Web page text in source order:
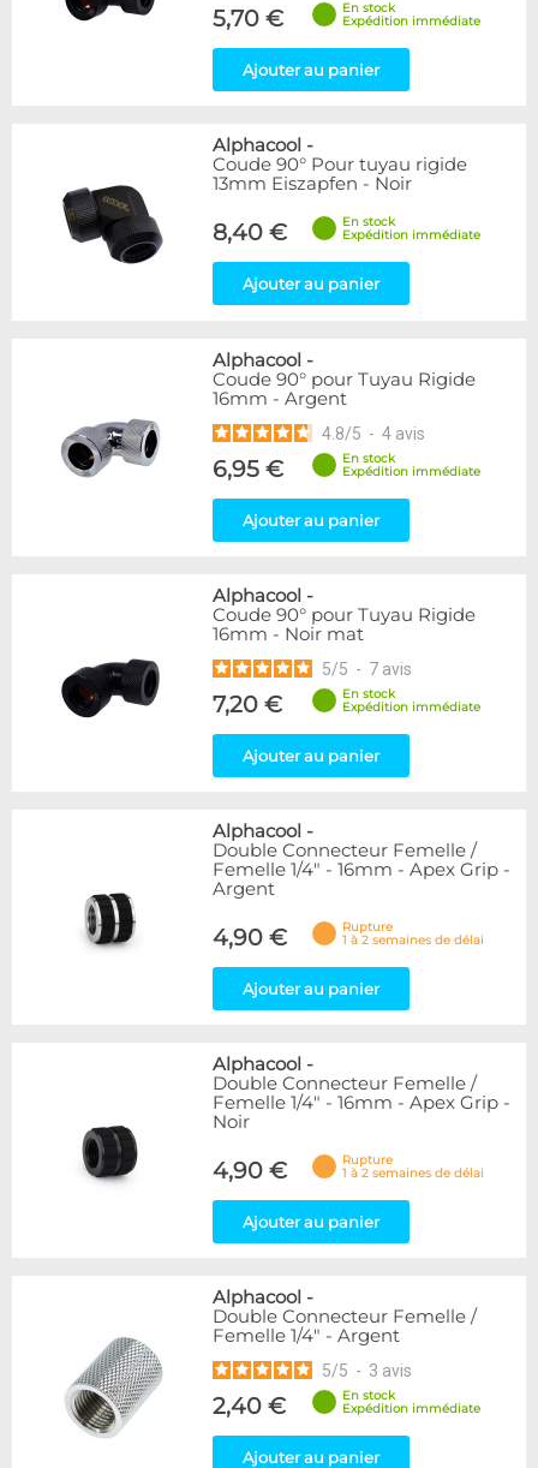
5,70 €
En stock
Expédition immédiate
Ajouter au panier
Alphacool -
Coude 90° Pour tuyau rigide
13mm Eiszapfen - Noir
8,40 €
En stock
Expédition immédiate
Ajouter au panier
Alphacool -
Coude 90° pour Tuyau Rigide
16mm - Argent
4.8/5 - 4 avis
6,95 €
En stock
Expédition immédiate
Ajouter au panier
Alphacool -
Coude 90° pour Tuyau Rigide
16mm - Noir mat
5/5 - 7 avis
7,20 €
En stock
Expédition immédiate
Ajouter au panier
Alphacool -
Double Connecteur Femelle /
Femelle 1/4" - 16mm - Apex Grip -
Argent
4,90 €
Rupture
1 à 2 semaines de délai
Ajouter au panier
Alphacool -
Double Connecteur Femelle /
Femelle 1/4" - 16mm - Apex Grip -
Noir
4,90 €
Rupture
1 à 2 semaines de délai
Ajouter au panier
Alphacool -
Double Connecteur Femelle /
Femelle 1/4" - Argent
5/5 - 3 avis
2,40 €
En stock
Expédition immédiate
Ajouter au panier